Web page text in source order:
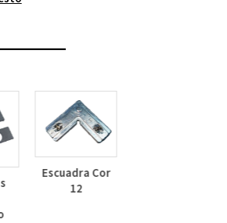
Escuadra Cor
12